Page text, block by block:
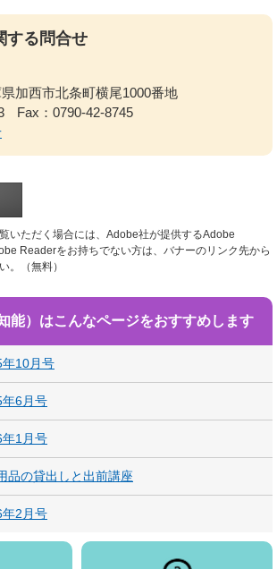
する問合せ
加西市北条町横尾1000番地
Fax：0790-42-8745
いただく場合には、Adobe社が提供するAdobe
Readerをお持ちでない方は、バナーのリンク先から
。（無料）
能）はこんなページをおすすめします
10月号
6月号
1月号
品の貸出しと出前講座
2月号